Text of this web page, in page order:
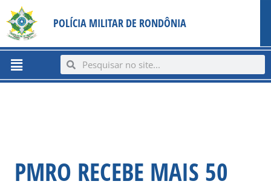
content
para
conteúdo
POLÍCIA MILITAR DE RONDÔNIA
Menu SearchSearch
PMRO RECEBE MAIS 50